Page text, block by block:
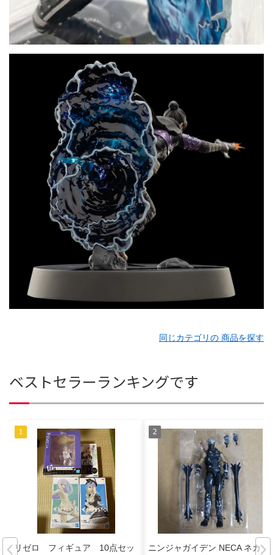
同じカテゴリの 商品を探す
ベストセラーランキングです
リゼロ フィギュア 10点セッ
ニンジャガイデン NECA ネカ ア